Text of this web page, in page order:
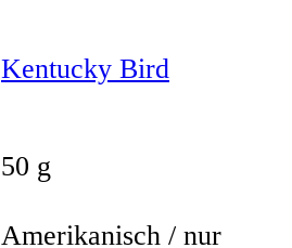
Kentucky Bird
50 g
Amerikanisch / nur